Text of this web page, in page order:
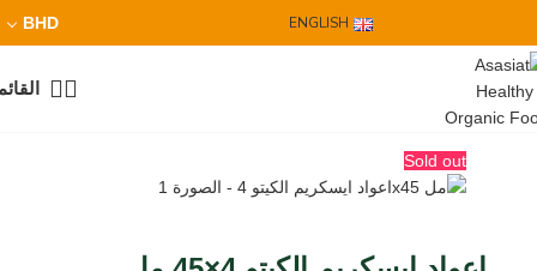
ENGLISH
BHD
Sold out